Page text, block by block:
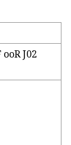
J02